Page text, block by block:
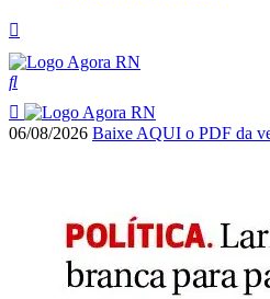
06/08/2026 Baixe AQUI o PDF da